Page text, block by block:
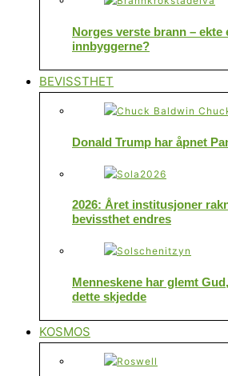
Norges verste brann – ekte
innbyggerne?
BEVISSTHET
Donald Trump har åpnet
2026: Året institusjoner
bevissthet endres
Menneskene har glemt
dette skjedde
KOSMOS